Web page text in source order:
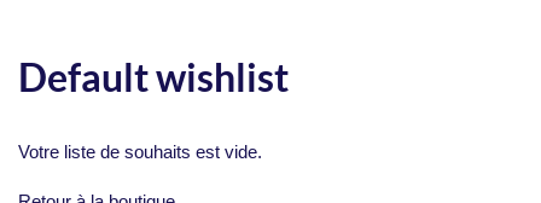
Default wishlist
Votre liste de souhaits est vide.